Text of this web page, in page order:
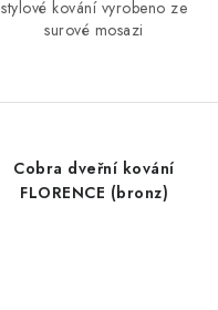
stylové kování vyrobeno ze
surové mosazi
Cobra dveřní kování
FLORENCE (bronz)